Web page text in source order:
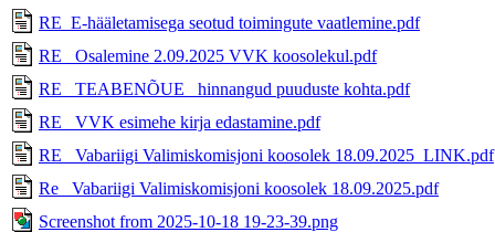
RE_E-hääletamisega seotud toimingute vaatlemine.pdf
RE_ Osalemine 2.09.2025 VVK koosolekul.pdf
RE_ TEABENÕUE_ hinnangud puuduste kohta.pdf
RE_ VVK esimehe kirja edastamine.pdf
RE_ Vabariigi Valimiskomisjoni koosolek 18.09.2025_LINK.pdf
Re_ Vabariigi Valimiskomisjoni koosolek 18.09.2025.pdf
Screenshot from 2025-10-18 19-23-39.png